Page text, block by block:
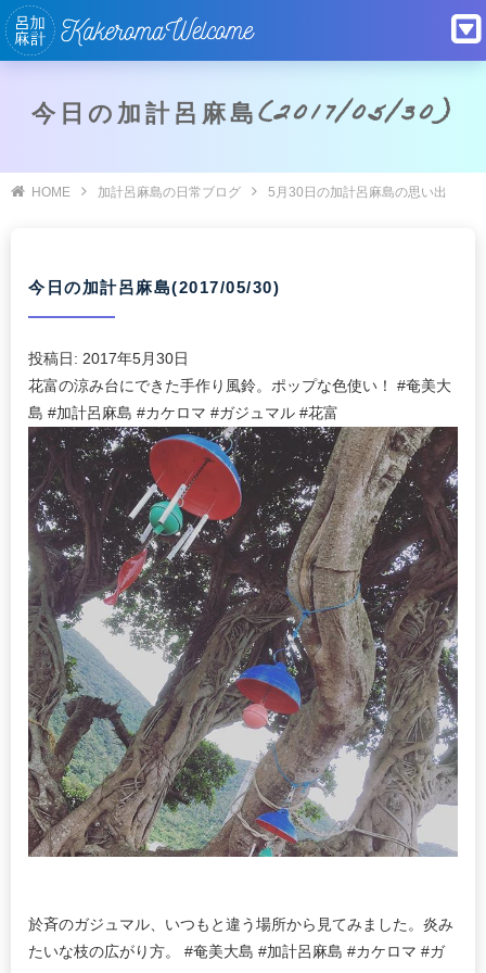
今日の加計呂麻島(2017/05/30)
HOME 加計呂麻島の日常ブログ 5月30日の加計呂麻島の思い出
今日の加計呂麻島(2017/05/30)
投稿日: 2017年5月30日
花富の涼み台にできた手作り風鈴。ポップな色使い！ #奄美大
島 #加計呂麻島 #カケロマ #ガジュマル #花富
於斉のガジュマル、いつもと違う場所から見てみました。炎み
たいな枝の広がり方。 #奄美大島 #加計呂麻島 #カケロマ #ガ